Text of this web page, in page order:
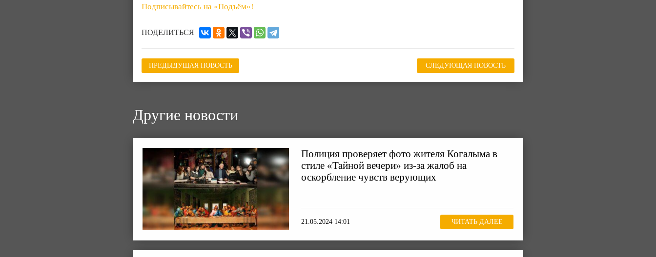
Подписывайтесь на «Подъём»!
ПОДЕЛИТЬСЯ
ПРЕДЫДУЩАЯ НОВОСТЬ СЛЕДУЮЩАЯ НОВОСТЬ
Другие новости
Полиция проверяет фото жителя Когалыма в
стиле «Тайной вечери» из-за жалоб на
оскорбление чувств верующих
21.05.2024 14:01 ЧИТАТЬ ДАЛЕЕ